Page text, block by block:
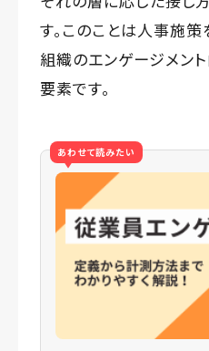
す。このことは人事施
組織のエンゲージメン
要素です。
あわせて読みたい